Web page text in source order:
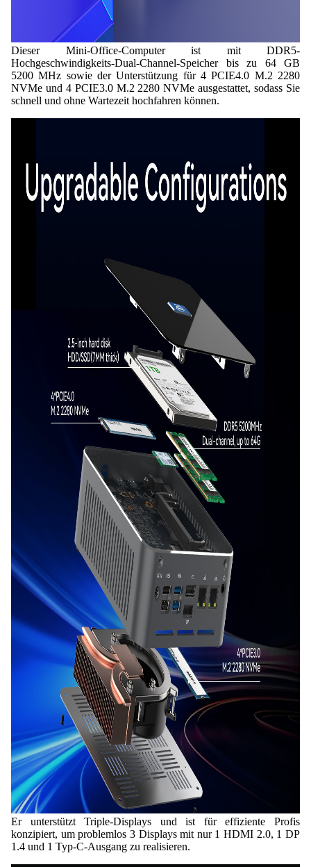
Dieser Mini-Office-Computer ist mit DDR5-
Hochgeschwindigkeits-Dual-Channel-Speicher bis zu 64 GB
5200 MHz sowie der Unterstützung für 4 PCIE4.0 M.2 2280
NVMe und 4 PCIE3.0 M.2 2280 NVMe ausgestattet, sodass Sie
schnell und ohne Wartezeit hochfahren können.
Er unterstützt Triple-Displays und ist für effiziente Profis
konzipiert, um problemlos 3 Displays mit nur 1 HDMI 2.0, 1 DP
1.4 und 1 Typ-C-Ausgang zu realisieren.